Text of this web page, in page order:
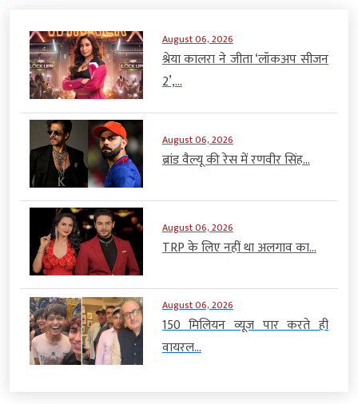
August 06, 2026
श्रेया कालरा ने जीता ‘लॉकअप सीजन
2’,...
August 06, 2026
ब्रांड वैल्यू की रेस में रणवीर सिंह...
August 06, 2026
TRP के लिए नहीं था अलगाव का...
August 06, 2026
150 मिलियन व्यूज पार करते ही
वायरल...